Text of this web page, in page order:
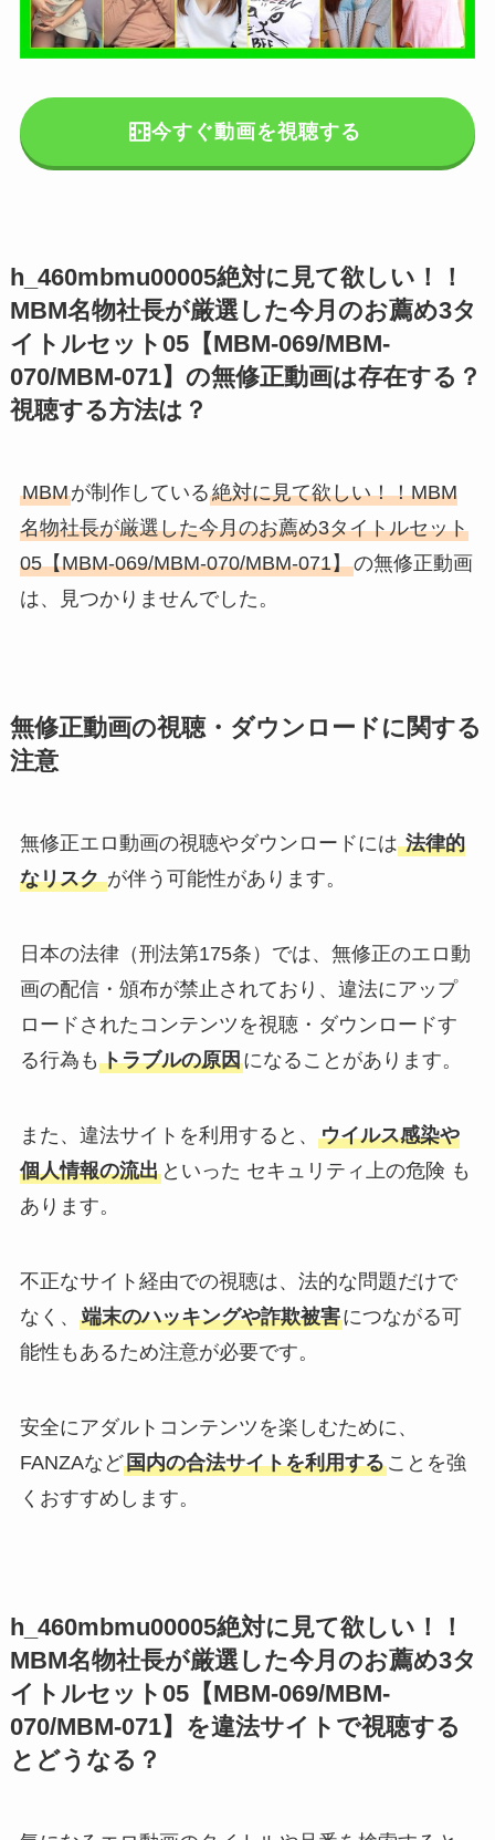
今すぐ動画を視聴する
h_460mbmu00005絶対に見て欲しい！！
MBM名物社長が厳選した今月のお薦め3タ
イトルセット05【MBM-069/MBM-
070/MBM-071】の無修正動画は存在する？
視聴する方法は？
MBMが制作している絶対に見て欲しい！！MBM
名物社長が厳選した今月のお薦め3タイトルセット
05【MBM-069/MBM-070/MBM-071】の無修正動画
は、見つかりませんでした。
無修正動画の視聴・ダウンロードに関する
注意
無修正エロ動画の視聴やダウンロードには 法律的
なリスク が伴う可能性があります。
日本の法律（刑法第175条）では、無修正のエロ動
画の配信・頒布が禁止されており、違法にアップ
ロードされたコンテンツを視聴・ダウンロードす
る行為も トラブルの原因になることがあります。
また、違法サイトを利用すると、 ウイルス感染や
個人情報の流出といった セキュリティ上の危険 も
あります。
不正なサイト経由での視聴は、法的な問題だけで
なく、 端末のハッキングや詐欺被害につながる可
能性もあるため注意が必要です。
安全にアダルトコンテンツを楽しむために、
FANZAなど国内の合法サイトを利用することを強
くおすすめします。
h_460mbmu00005絶対に見て欲しい！！
MBM名物社長が厳選した今月のお薦め3タ
イトルセット05【MBM-069/MBM-
070/MBM-071】を違法サイトで視聴する
とどうなる？